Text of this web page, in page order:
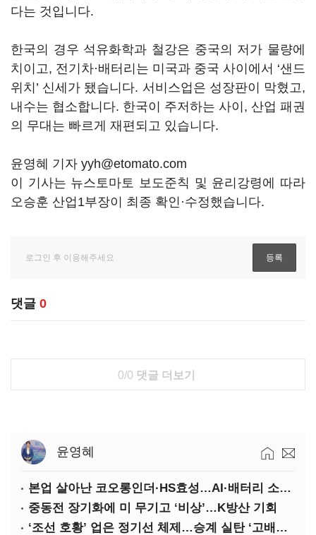
다는 것입니다.
한국의 경우 석유화학과 철강은 중국의 저가 물량에
치이고, 전기차·배터리는 미국과 중국 사이에서 ‘샌드
위치’ 신세가 됐습니다. 서비스업은 성장판이 막혔고,
내수는 협소합니다. 한국이 주저하는 사이, 산업 패권
의 무대는 빠르게 재편되고 있습니다.
윤영혜 기자 yyh@etomato.com
이 기사는 뉴스토마토 보도준칙 및 윤리강령에 따라
오승훈 산업1부장이 최종 확인·수정했습니다.
댓글 0
0/0 댓글 더보기
윤영혜
본업 살아난 코오롱인더·HS효성…AI·배터리 소재로 보폭 확대
중동전 장기화에 미 무기고 ‘비상’…K방산 기회
‘조선 호황’ 업은 정기선 체제…승계 실탄 ‘고배당’ 주목